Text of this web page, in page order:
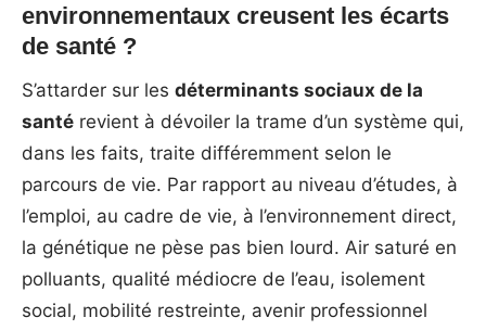
environnementaux creusent les écarts
de santé ?
S’attarder sur les déterminants sociaux de la
santé revient à dévoiler la trame d’un système qui,
dans les faits, traite différemment selon le
parcours de vie. Par rapport au niveau d’études, à
l’emploi, au cadre de vie, à l’environnement direct,
la génétique ne pèse pas bien lourd. Air saturé en
polluants, qualité médiocre de l’eau, isolement
social, mobilité restreinte, avenir professionnel